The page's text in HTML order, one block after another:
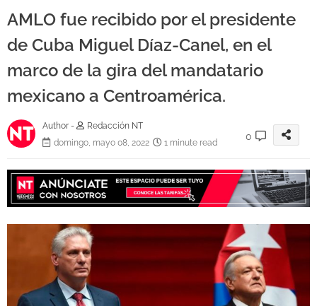
AMLO fue recibido por el presidente
de Cuba Miguel Díaz-Canel, en el
marco de la gira del mandatario
mexicano a Centroamérica.
Author -
Redacción NT
domingo, mayo 08, 2022
1 minute read
0